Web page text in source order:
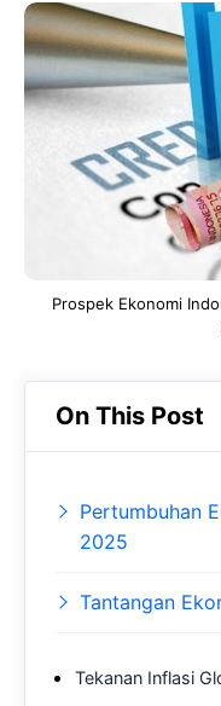
Prospek Ekonomi
On This Post
Pertumbuhan
2025
Tantangan
Tekanan Inflasi